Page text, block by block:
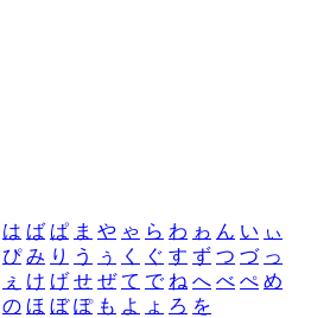
は ば ぱ ま や ゃ ら わ ゎ ん い ぃ
ぴ み り う ぅ く ぐ す ず つ づ っ
ぇ け げ せ ぜ て で ね へ べ ぺ め
の ほ ぼ ぽ も よ ょ ろ を